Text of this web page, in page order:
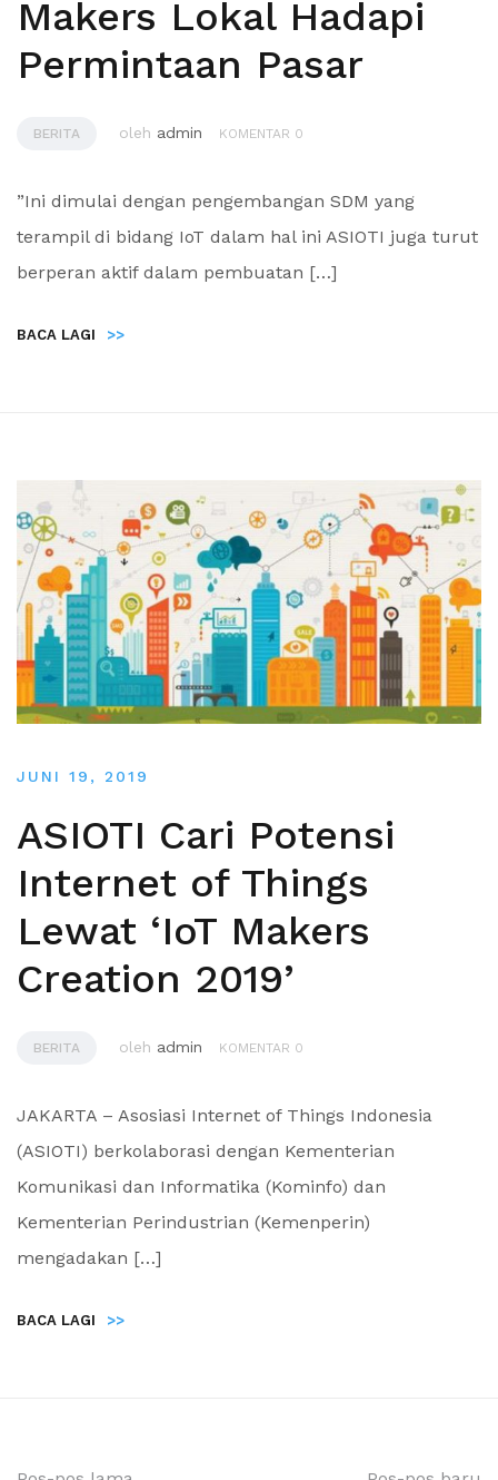
Makers Lokal Hadapi
Permintaan Pasar
BERITA oleh admin KOMENTAR 0
”Ini dimulai dengan pengembangan SDM yang
terampil di bidang IoT dalam hal ini ASIOTI juga turut
berperan aktif dalam pembuatan […]
BACA LAGI >>
JUNI 19, 2019
ASIOTI Cari Potensi
Internet of Things
Lewat ‘IoT Makers
Creation 2019’
BERITA oleh admin KOMENTAR 0
JAKARTA – Asosiasi Internet of Things Indonesia
(ASIOTI) berkolaborasi dengan Kementerian
Komunikasi dan Informatika (Kominfo) dan
Kementerian Perindustrian (Kemenperin)
mengadakan […]
BACA LAGI >>